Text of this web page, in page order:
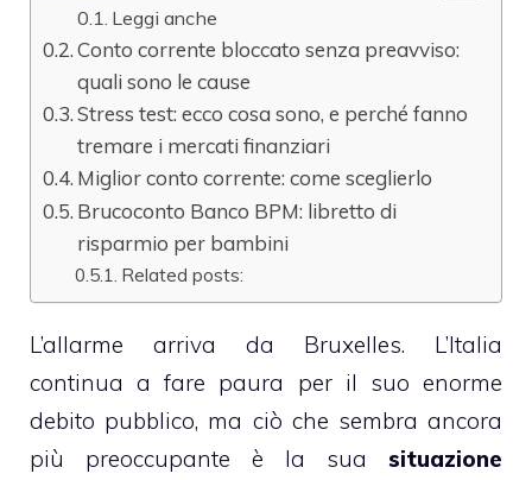
Leggi anche
Conto corrente bloccato senza preavviso:
quali sono le cause
Stress test: ecco cosa sono, e perché fanno
tremare i mercati finanziari
Miglior conto corrente: come sceglierlo
Brucoconto Banco BPM: libretto di
risparmio per bambini
Related posts:
L’allarme arriva da Bruxelles. L’Italia
continua a fare paura per il suo enorme
debito pubblico, ma ciò che sembra ancora
più preoccupante è la sua situazione